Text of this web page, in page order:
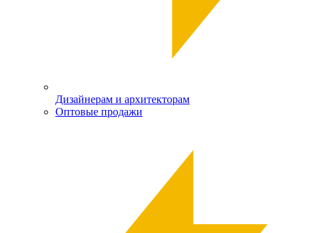
Дизайнерам и архитекторам
Оптовые продажи